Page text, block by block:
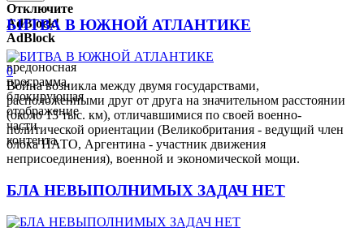
Отключите
AdBlock!
AdBlock
—
вредоносная
программа,
блокирующая
отображение
части
контента.
БИТВА В ЮЖНОЙ АТЛАНТИКЕ
0
Война возникла между двумя государствами,
расположенными друг от друга на значительном расстоянии
(около 13 тыс. км), отличавшимися по своей военно-
политической ориентации (Великобритания - ведущий член
блока НАТО, Аргентина - участник движения
неприсоединения), военной и экономической мощи.
БЛА НЕВЫПОЛНИМЫХ ЗАДАЧ НЕТ